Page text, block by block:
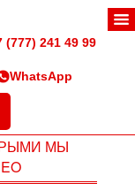
(777) 241 49 99
WhatsApp
МЫ